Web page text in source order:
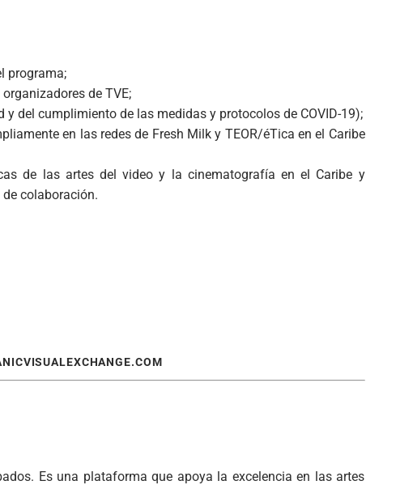
programa;
de TVE;
del cumplimiento de las medidas y protocolos de COVID-19);
en las redes de Fresh Milk y TEOR/éTica en el Caribe
de las artes del video y la cinematografía en el Caribe y
colaboración.
Es una plataforma que apoya la excelencia en las artes